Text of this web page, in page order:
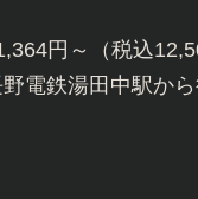
円～（税込
野電鉄湯田中駅か